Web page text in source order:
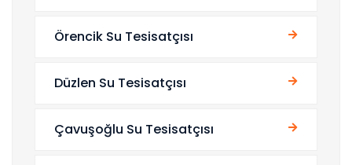
Örencik Su Tesisatçısı
Düzlen Su Tesisatçısı
Çavuşoğlu Su Tesisatçısı